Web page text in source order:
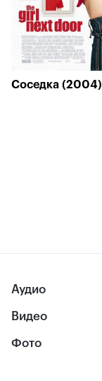
Соседка (2004)
Аудио
Видео
Фото